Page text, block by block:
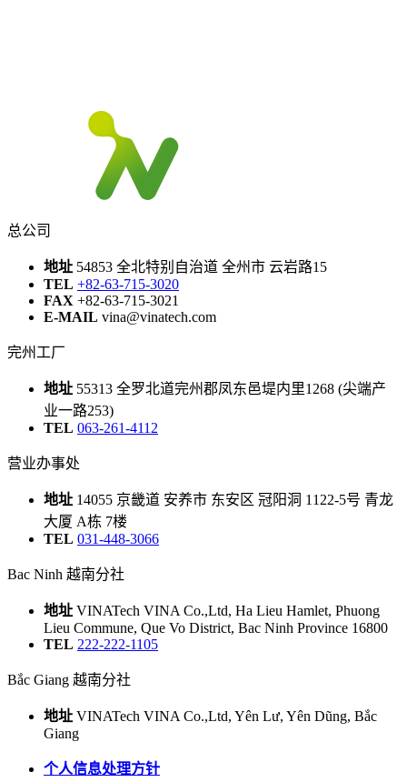
总公司
地址 54853 全北特别自治道 全州市 云岩路15
TEL +82-63-715-3020
FAX +82-63-715-3021
E-MAIL vina@vinatech.com
完州工厂
地址 55313 全罗北道完州郡凤东邑堤内里1268 (尖端产
业一路253)
TEL 063-261-4112
营业办事处
地址 14055 京畿道 安养市 东安区 冠阳洞 1122-5号 青龙
大厦 A栋 7楼
TEL 031-448-3066
Bac Ninh 越南分社
地址 VINATech VINA Co.,Ltd, Ha Lieu Hamlet, Phuong
Lieu Commune, Que Vo District, Bac Ninh Province 16800
TEL 222-222-1105
Bắc Giang 越南分社
地址 VINATech VINA Co.,Ltd, Yên Lư, Yên Dũng, Bắc
Giang
个人信息处理方针